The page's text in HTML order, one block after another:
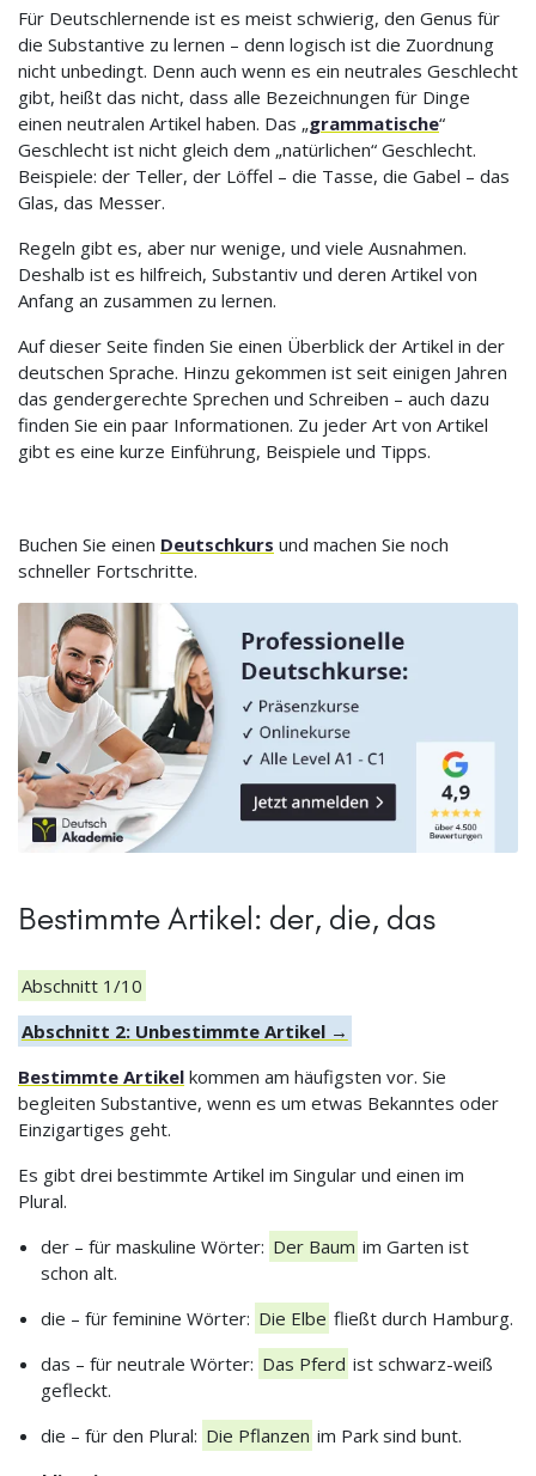
Für Deutschlernende ist es meist schwierig, den Genus für
die Substantive zu lernen – denn logisch ist die Zuordnung
nicht unbedingt. Denn auch wenn es ein neutrales Geschlecht
gibt, heißt das nicht, dass alle Bezeichnungen für Dinge
einen neutralen Artikel haben. Das „grammatische“
Geschlecht ist nicht gleich dem „natürlichen“ Geschlecht.
Beispiele: der Teller, der Löffel – die Tasse, die Gabel – das
Glas, das Messer.
Regeln gibt es, aber nur wenige, und viele Ausnahmen.
Deshalb ist es hilfreich, Substantiv und deren Artikel von
Anfang an zusammen zu lernen.
Auf dieser Seite finden Sie einen Überblick der Artikel in der
deutschen Sprache. Hinzu gekommen ist seit einigen Jahren
das gendergerechte Sprechen und Schreiben – auch dazu
finden Sie ein paar Informationen. Zu jeder Art von Artikel
gibt es eine kurze Einführung, Beispiele und Tipps.
Buchen Sie einen Deutschkurs und machen Sie noch
schneller Fortschritte.
Bestimmte Artikel: der, die, das
Abschnitt 1/10
Abschnitt 2: Unbestimmte Artikel →
Bestimmte Artikel kommen am häufigsten vor. Sie
begleiten Substantive, wenn es um etwas Bekanntes oder
Einzigartiges geht.
Es gibt drei bestimmte Artikel im Singular und einen im
Plural.
der – für maskuline Wörter: Der Baum im Garten ist
schon alt.
die – für feminine Wörter: Die Elbe fließt durch Hamburg.
das – für neutrale Wörter: Das Pferd ist schwarz-weiß
gefleckt.
die – für den Plural: Die Pflanzen im Park sind bunt.